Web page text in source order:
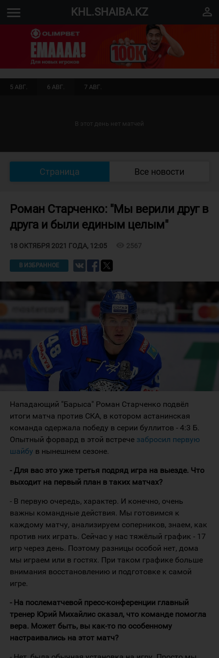
menu KHL.SHAIBA.KZ perm_identity
5 АВГ. 6 АВГ. 7 АВГ.
В этот день нет матчей
Страница Все новости
Роман Старченко: "Мы верили друг в
друга и были единым целым"
18 ОКТЯБРЯ 2021 ГОДА, 12:05 2567
В ИЗБРАННОЕ
Нападающий "Барыса" Роман Старченко подвёл
итоги матча против СКА, в котором астанинская
команда одержала победу в серии буллитов - 4:3 Б.
Опытный форвард в этой встрече забросил первую
шайбу в нынешнем сезоне.
- Для вас это уже третья подряд игра на выезде. Что
выходит на первый план в таких матчах?
- В первую очередь, характер. И конечно, очень
важны командные действия. Мы готовимся к
каждому матчу, анализируем соперников, знаем, как
против них играть. Сейчас у нас тяжёлый график - 17
игр через день. Поэтому разницы особой нет, дома
мы играем или в гостях. При таком графике больше
внимания восстановлению и подготовке к самой
игре.
- На послематчевой пресс-конференции главный
тренер Юрий Михайлис сказал, что команде помогла
вера. Может быть, вы как-то по особенному
настраивались на этот матч?